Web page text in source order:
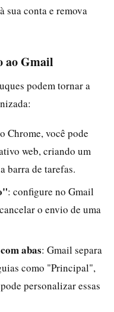
sua conta e remova
ao Gmail
podem tornar a
Chrome, você pode
web, criando um
barra de tarefas.
: configure no Gmail
o envio de uma
abas: Gmail separa
como "Principal",
personalizar essas